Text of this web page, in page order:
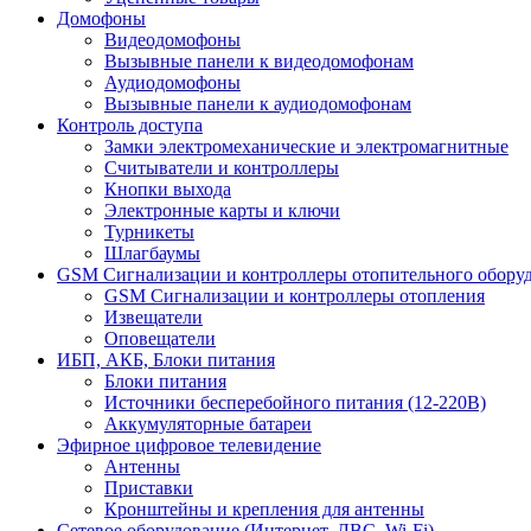
Домофоны
Видеодомофоны
Вызывные панели к видеодомофонам
Аудиодомофоны
Вызывные панели к аудиодомофонам
Контроль доступа
Замки электромеханические и электромагнитные
Считыватели и контроллеры
Кнопки выхода
Электронные карты и ключи
Турникеты
Шлагбаумы
GSM Сигнализации и контроллеры отопительного
GSM Сигнализации и контроллеры отопления
Извещатели
Оповещатели
ИБП, АКБ, Блоки питания
Блоки питания
Источники бесперебойного питания (12-220В)
Аккумуляторные батареи
Эфирное цифровое телевидение
Антенны
Приставки
Кронштейны и крепления для антенны